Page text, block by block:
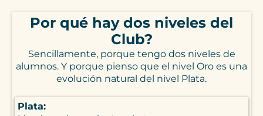
Por qué hay dos niveles del
Club?
Sencillamente, porque tengo dos niveles de
alumnos. Y porque pienso que el nivel Oro es una
evolución natural del nivel Plata.
Plata: